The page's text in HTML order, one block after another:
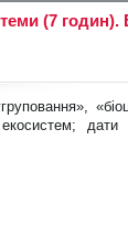
(7 годин).